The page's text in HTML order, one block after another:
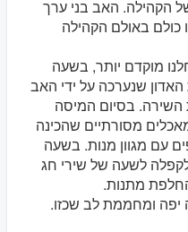
הקהילה. האב בני ערך
באולם הקהילה
מוקדם יותר, בשעה
שנערכה על ידי האב
השירה. בסיום המיסה
מסורתיים שהכינה
עם מגוון מנות. בשעה
לשעה של שירי חג
מתנות.
יפה ומחממת לב שכזו.